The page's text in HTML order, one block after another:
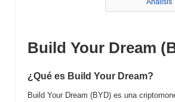
Análisis
Build Your Dream
¿Qué es Build Your Dream?
Build Your Dream (BYD) es una